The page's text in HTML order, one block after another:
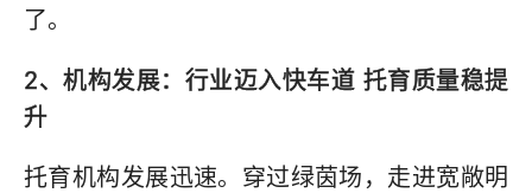
了。
2、机构发展：行业迈入快车道 托育质量稳提
升
托育机构发展迅速。穿过绿茵场，走进宽敞明